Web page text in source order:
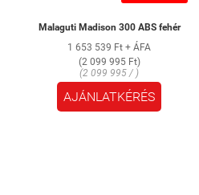
Malaguti Madison 300 ABS fehér
1 653 539 Ft + ÁFA
(2 099 995 Ft)
(2 099 995 / )
AJÁNLATKÉRÉS